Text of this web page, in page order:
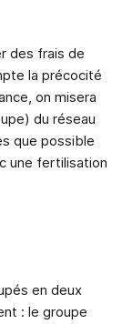
des frais de
la précocité
on misera
du réseau
que possible
une fertilisation
en deux
: le groupe